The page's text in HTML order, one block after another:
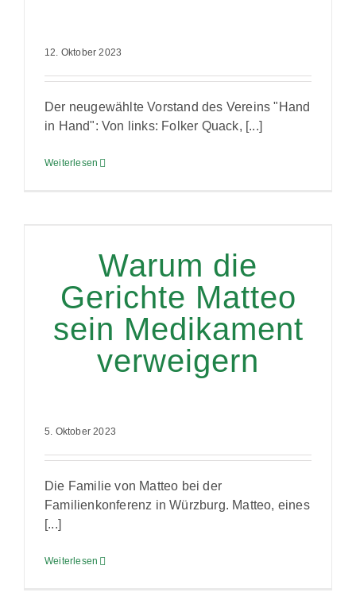
12. Oktober 2023
Der neugewählte Vorstand des Vereins "Hand
in Hand": Von links: Folker Quack, [...]
Weiterlesen
Warum die
Gerichte Matteo
sein Medikament
verweigern
5. Oktober 2023
Die Familie von Matteo bei der
Familienkonferenz in Würzburg. Matteo, eines
[...]
Weiterlesen